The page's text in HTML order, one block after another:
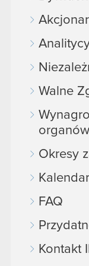
Walne
organów
Okresy
FAQ
Kontakt